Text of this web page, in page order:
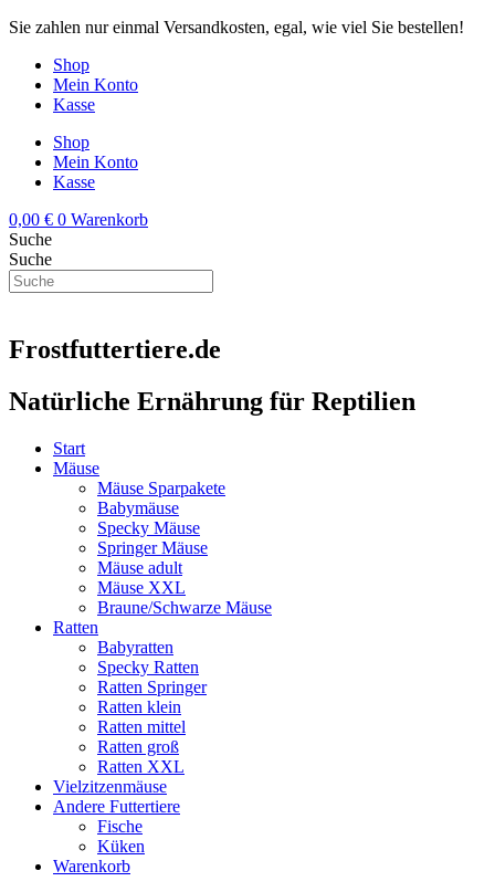
Zum
springen
Sie zahlen nur einmal Versandkosten, egal, wie viel Sie bestellen!
Shop
Mein Konto
Kasse
Shop
Mein Konto
Kasse
0,00 € 0 Warenkorb
Suche
Suche
Frostfuttertiere.de
Natürliche Ernährung für Reptilien
Start
Mäuse
Mäuse Sparpakete
Babymäuse
Specky Mäuse
Springer Mäuse
Mäuse adult
Mäuse XXL
Braune/Schwarze Mäuse
Ratten
Babyratten
Specky Ratten
Ratten Springer
Ratten klein
Ratten mittel
Ratten groß
Ratten XXL
Vielzitzenmäuse
Andere Futtertiere
Fische
Küken
Warenkorb